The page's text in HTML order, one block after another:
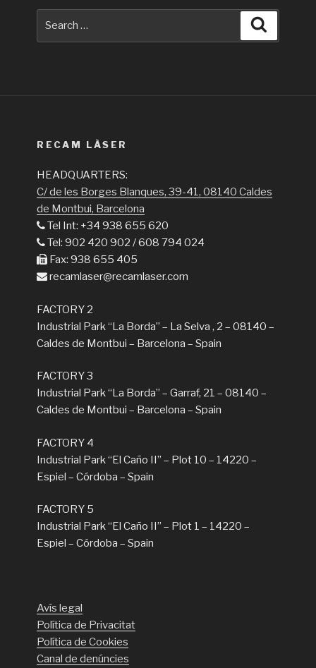
RECAM LÀSER
HEADQUARTERS:
C/ de les Borges Blanques, 39-41, 08140 Caldes
de Montbui, Barcelona
Tel Int: +34 938 655 620
Tel: 902 420 902 / 608 794 024
Fax: 938 655 405
recamlaser@recamlaser.com
FACTORY 2
Industrial Park “La Borda” – La Selva , 2 – 08140 –
Caldes de Montbui – Barcelona – Spain
FACTORY 3
Industrial Park “La Borda” – Garraf, 21 – 08140 –
Caldes de Montbui – Barcelona – Spain
FACTORY 4
Industrial Park “El Caño II” – Plot 10 – 14220 –
Espiel – Córdoba – Spain
FACTORY 5
Industrial Park “El Caño II” – Plot 1 – 14220 –
Espiel – Córdoba – Spain
Avís legal
Política de Privacitat
Política de Cookies
Canal de denúncies